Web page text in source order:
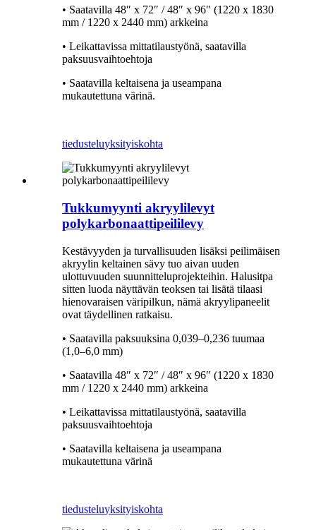
• Saatavilla 48″ x 72″ / 48″ x 96″ (1220 x 1830
mm / 1220 x 2440 mm) arkkeina
• Leikattavissa mittatilaustyönä, saatavilla
paksuusvaihtoehtoja
• Saatavilla keltaisena ja useampana
mukautettuna värinä.
tiedusteluyksityiskohta
Tukkumyynti akryylilevyt
polykarbonaattipeililevy
Kestävyyden ja turvallisuuden lisäksi peilimäisen
akryylin keltainen sävy tuo aivan uuden
ulottuvuuden suunnitteluprojekteihin. Halusitpa
sitten luoda näyttävän teoksen tai lisätä tilaasi
hienovaraisen väripilkun, nämä akryylipaneelit
ovat täydellinen ratkaisu.
• Saatavilla paksuuksina 0,039–0,236 tuumaa
(1,0–6,0 mm)
• Saatavilla 48″ x 72″ / 48″ x 96″ (1220 x 1830
mm / 1220 x 2440 mm) arkkeina
• Leikattavissa mittatilaustyönä, saatavilla
paksuusvaihtoehtoja
• Saatavilla keltaisena ja useampana
mukautettuna värinä
tiedusteluyksityiskohta